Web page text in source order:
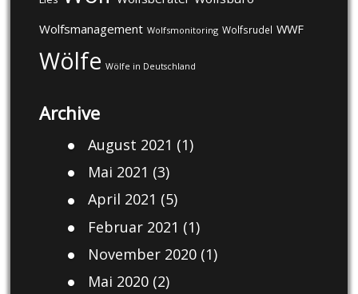
Wolfsmanagement Wolfsmonitoring Wolfsrudel WWF
Wölfe Wölfe in Deutschland
Archive
August 2021 (1)
Mai 2021 (3)
April 2021 (5)
Februar 2021 (1)
November 2020(1)
Mai 2020(2)